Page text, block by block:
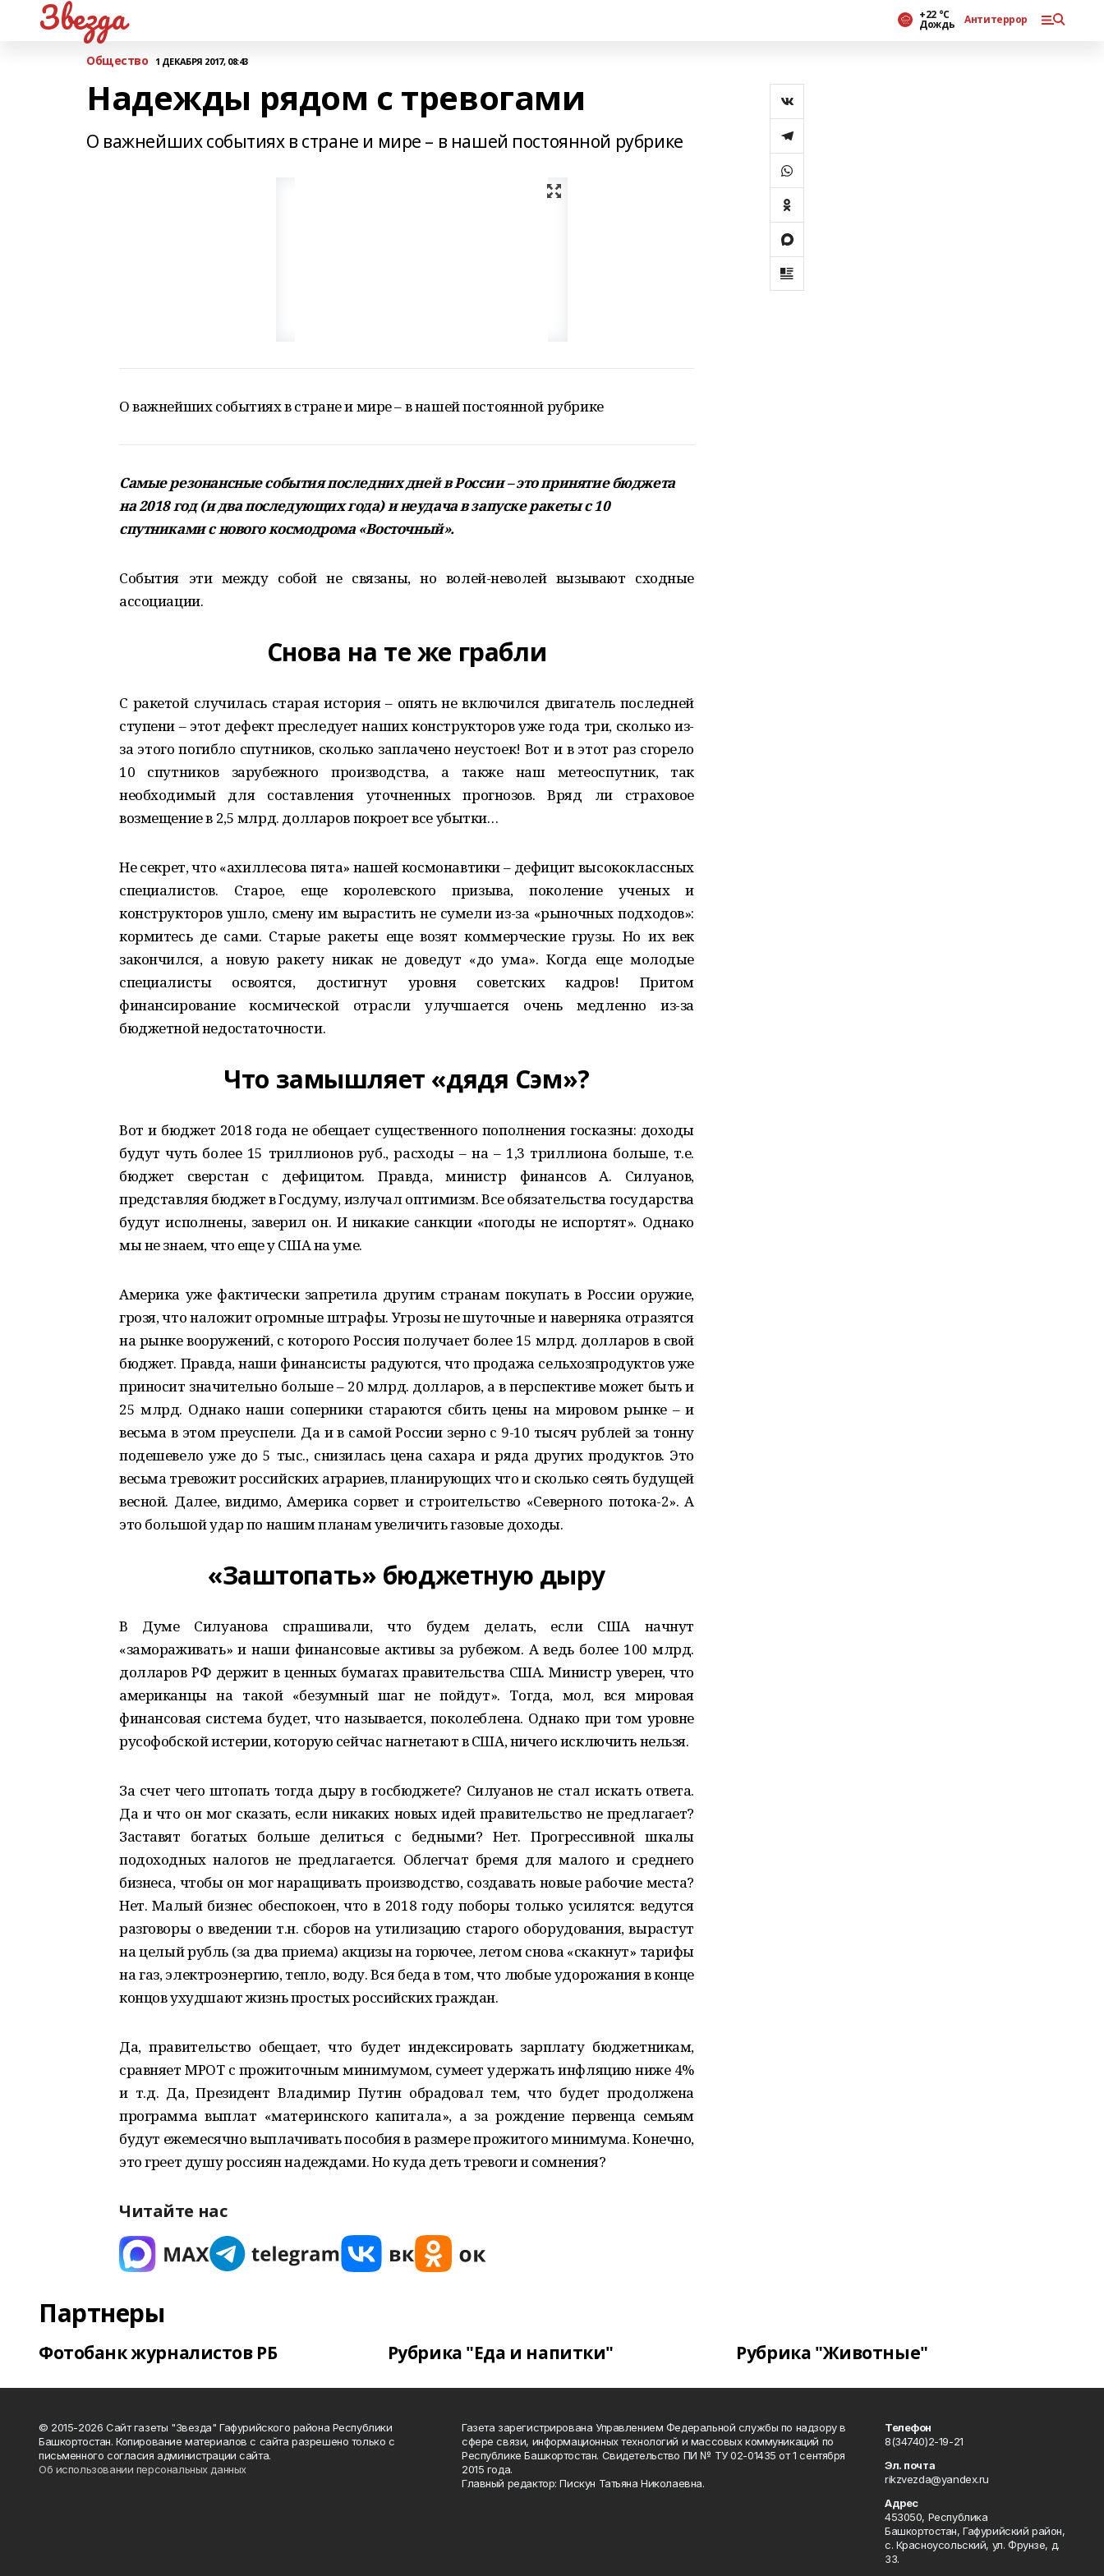
Звезда +22 °С
Дождь Антитеррор
Общество 1 ДЕКАБРЯ 2017, 08:43
Надежды рядом с тревогами
О важнейших событиях в стране и мире – в нашей постоянной рубрике
О важнейших событиях в стране и мире – в нашей постоянной рубрике
Самые резонансные события последних дней в России–это принятие бюджета
на2018год(и два последующих года)и неудача в запуске ракеты с10
спутниками с нового космодрома«Восточный».
События эти между собой не связаны, но волей-неволей вызывают сходные
ассоциации.
Снова на те же грабли
С ракетой случилась старая история – опять не включился двигатель последней
ступени – этот дефект преследует наших конструкторов уже года три, сколько из-
за этого погибло спутников, сколько заплачено неустоек! Вот и в этот раз сгорело
10 спутников зарубежного производства, а также наш метеоспутник, так
необходимый для составления уточненных прогнозов. Вряд ли страховое
возмещение в 2,5 млрд. долларов покроет все убытки…
Не секрет, что «ахиллесова пята» нашей космонавтики – дефицит высококлассных
специалистов. Старое, еще королевского призыва, поколение ученых и
конструкторов ушло, смену им вырастить не сумели из-за «рыночных подходов»:
кормитесь де сами. Старые ракеты еще возят коммерческие грузы. Но их век
закончился, а новую ракету никак не доведут «до ума». Когда еще молодые
специалисты освоятся, достигнут уровня советских кадров! Притом
финансирование космической отрасли улучшается очень медленно из-за
бюджетной недостаточности.
Что замышляет «дядя Сэм»?
Вот и бюджет 2018 года не обещает существенного пополнения госказны: доходы
будут чуть более 15 триллионов руб., расходы – на – 1,3 триллиона больше, т.е.
бюджет сверстан с дефицитом. Правда, министр финансов А. Силуанов,
представляя бюджет в Госдуму, излучал оптимизм. Все обязательства государства
будут исполнены, заверил он. И никакие санкции «погоды не испортят». Однако
мы не знаем, что еще у США на уме.
Америка уже фактически запретила другим странам покупать в России оружие,
грозя, что наложит огромные штрафы. Угрозы не шуточные и наверняка отразятся
на рынке вооружений, с которого Россия получает более 15 млрд. долларов в свой
бюджет. Правда, наши финансисты радуются, что продажа сельхозпродуктов уже
приносит значительно больше – 20 млрд. долларов, а в перспективе может быть и
25 млрд. Однако наши соперники стараются сбить цены на мировом рынке – и
весьма в этом преуспели. Да и в самой России зерно с 9-10 тысяч рублей за тонну
подешевело уже до 5 тыс., снизилась цена сахара и ряда других продуктов. Это
весьма тревожит российских аграриев, планирующих что и сколько сеять будущей
весной. Далее, видимо, Америка сорвет и строительство «Северного потока-2». А
это большой удар по нашим планам увеличить газовые доходы.
«Заштопать» бюджетную дыру
В Думе Силуанова спрашивали, что будем делать, если США начнут
«замораживать» и наши финансовые активы за рубежом. А ведь более 100 млрд.
долларов РФ держит в ценных бумагах правительства США. Министр уверен, что
американцы на такой «безумный шаг не пойдут». Тогда, мол, вся мировая
финансовая система будет, что называется, поколеблена. Однако при том уровне
русофобской истерии, которую сейчас нагнетают в США, ничего исключить нельзя.
За счет чего штопать тогда дыру в госбюджете? Силуанов не стал искать ответа.
Да и что он мог сказать, если никаких новых идей правительство не предлагает?
Заставят богатых больше делиться с бедными? Нет. Прогрессивной шкалы
подоходных налогов не предлагается. Облегчат бремя для малого и среднего
бизнеса, чтобы он мог наращивать производство, создавать новые рабочие места?
Нет. Малый бизнес обеспокоен, что в 2018 году поборы только усилятся: ведутся
разговоры о введении т.н. сборов на утилизацию старого оборудования, вырастут
на целый рубль (за два приема) акцизы на горючее, летом снова «скакнут» тарифы
на газ, электроэнергию, тепло, воду. Вся беда в том, что любые удорожания в конце
концов ухудшают жизнь простых российских граждан.
Да, правительство обещает, что будет индексировать зарплату бюджетникам,
сравняет МРОТ с прожиточным минимумом, сумеет удержать инфляцию ниже 4%
и т.д. Да, Президент Владимир Путин обрадовал тем, что будет продолжена
программа выплат «материнского капитала», а за рождение первенца семьям
будут ежемесячно выплачивать пособия в размере прожитого минимума. Конечно,
это греет душу россиян надеждами. Но куда деть тревоги и сомнения?
Читайте нас
Партнеры
Фотобанк журналистов РБ Рубрика "Еда и напитки" Рубрика "Животные"
© 2015-2026 Сайт газеты "Звезда" Гафурийского района Республики
Башкортостан. Копирование материалов с сайта разрешено только с
письменного согласия администрации сайта.
Об использовании персональных данных
Газета зарегистрирована Управлением Федеральной службы по надзору в
сфере связи, информационных технологий и массовых коммуникаций по
Республике Башкортостан. Свидетельство ПИ № ТУ 02-01435 от 1 сентября
2015 года.
Главный редактор: Пискун Татьяна Николаевна.
Телефон
8(34740)2-19-21
Эл. почта
rikzvezda@yandex.ru
Адрес
453050, Республика
Башкортостан, Гафурийский район,
с. Красноусольский, ул. Фрунзе, д.
33.